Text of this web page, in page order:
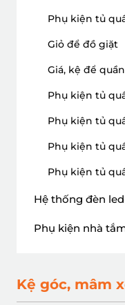
Phụ kiện tủ
Giỏ để đồ giặt
Giá, kệ để
Phụ kiện tủ
Phụ kiện tủ
Phụ kiện tủ
Phụ kiện tủ
Hệ thống đèn led
Phụ kiện nhà
Kệ góc, mâm